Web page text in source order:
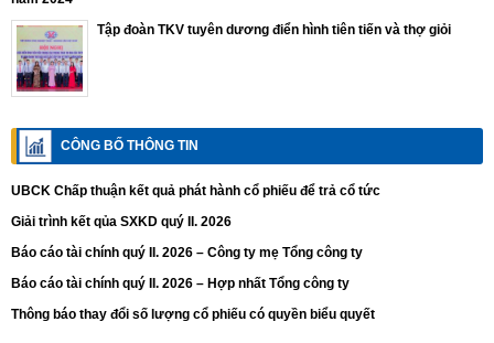
Tập đoàn TKV tuyên dương điển hình tiên tiến và thợ giỏi
CÔNG BỐ THÔNG TIN
UBCK Chấp thuận kết quả phát hành cổ phiếu để trả cổ tức
Giải trình kết qủa SXKD quý II. 2026
Báo cáo tài chính quý II. 2026 – Công ty mẹ Tổng công ty
Báo cáo tài chính quý II. 2026 – Hợp nhất Tổng công ty
Thông báo thay đổi số lượng cổ phiếu có quyền biểu quyết